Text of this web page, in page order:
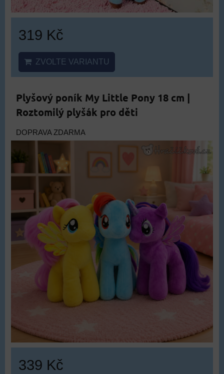
319 Kč
ZVOLTE VARIANTU
Plyšový poník My Little Pony 18 cm |
Roztomilý plyšák pro děti
DOPRAVA ZDARMA
339 Kč